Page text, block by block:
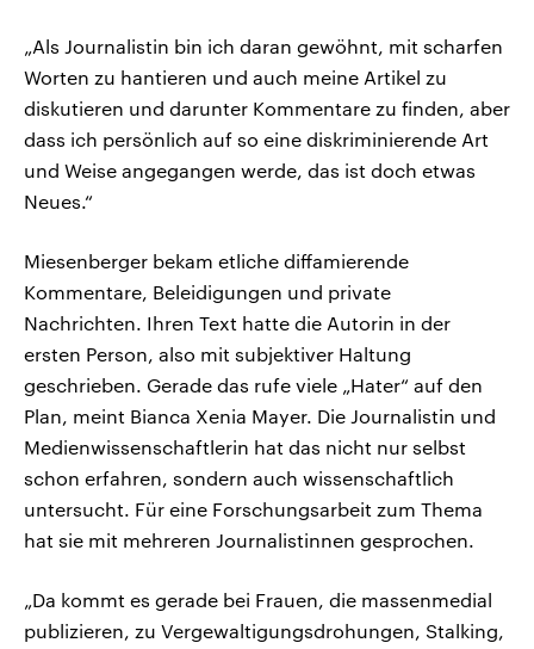
„Als Journalistin bin ich daran gewöhnt, mit scharfen
Worten zu hantieren und auch meine Artikel zu
diskutieren und darunter Kommentare zu finden, aber
dass ich persönlich auf so eine diskriminierende Art
und Weise angegangen werde, das ist doch etwas
Neues.“
Miesenberger bekam etliche diffamierende
Kommentare, Beleidigungen und private
Nachrichten. Ihren Text hatte die Autorin in der
ersten Person, also mit subjektiver Haltung
geschrieben. Gerade das rufe viele „Hater“ auf den
Plan, meint Bianca Xenia Mayer. Die Journalistin und
Medienwissenschaftlerin hat das nicht nur selbst
schon erfahren, sondern auch wissenschaftlich
untersucht. Für eine Forschungsarbeit zum Thema
hat sie mit mehreren Journalistinnen gesprochen.
„Da kommt es gerade bei Frauen, die massenmedial
publizieren, zu Vergewaltigungsdrohungen, Stalking,